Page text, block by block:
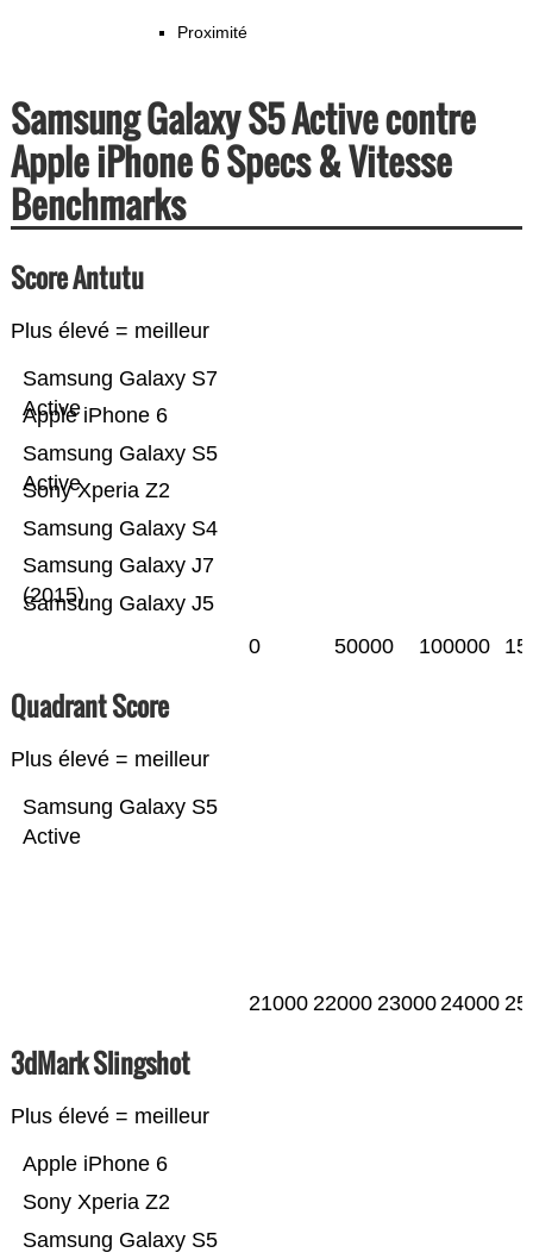
Proximité
Samsung Galaxy S5 Active contre
Apple iPhone 6 Specs & Vitesse
Benchmarks
Score Antutu
Plus élevé = meilleur
Samsung Galaxy J5
Samsung Galaxy J7
(2015)
Samsung Galaxy S4
Sony Xperia Z2
Samsung Galaxy S5
Active
Apple iPhone 6
Samsung Galaxy S7
Active
0 50000 100000
Quadrant Score
Plus élevé = meilleur
Samsung Galaxy S5
Active
21000 22000 2300024000
3dMark Slingshot
Plus élevé = meilleur
Samsung Galaxy S5
Sony Xperia Z2
Apple iPhone 6